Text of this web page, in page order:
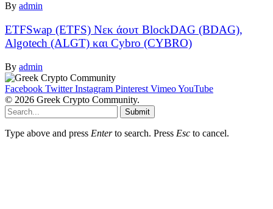
By admin
ETFSwap (ETFS) Νεκ άουτ BlockDAG (BDAG),
Algotech (ALGT) και Cybro (CYBRO)
By admin
Facebook Twitter Instagram Pinterest VimeoYouTube
© 2026 Greek Crypto Community.
Submit
Type above and press Enterto search. Press Esc to cancel.